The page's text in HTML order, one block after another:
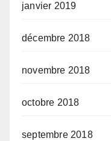
janvier 2019
décembre 2018
novembre 2018
octobre 2018
septembre 2018